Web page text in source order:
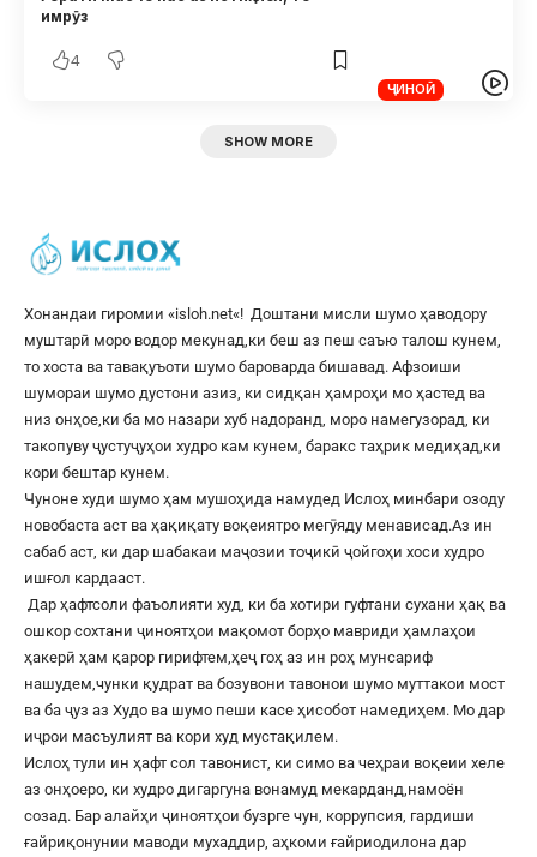
ҶИНОӢ
имрӯз
4
SHOW MORE
Хонандаи гиромии «isloh.net«! Доштани мисли шумо ҳаводору
муштарӣ моро водор мекунад,ки беш аз пеш саъю талош кунем,
то хоста ва тавақуъоти шумо бароварда бишавад. Афзоиши
шумораи шумо дустони азиз, ки сидқан ҳамроҳи мо ҳастед ва
низ онҳое,ки ба мо назари хуб надоранд, моро намегузорад, ки
такопуву ҷустуҷуҳои худро кам кунем, баракс таҳрик медиҳад,ки
кори бештар кунем.
Чуноне худи шумо ҳам мушоҳида намудед Ислоҳ минбари озоду
новобаста аст ва ҳақиқату воқеиятро мегӯяду менависад.Аз ин
сабаб аст, ки дар шабакаи маҷозии тоҷикӣ ҷойгоҳи хоси худро
ишғол кардааст.
Дар ҳафтсоли фаъолияти худ, ки ба хотири гуфтани сухани ҳақ ва
ошкор сохтани ҷиноятҳои мақомот борҳо мавриди ҳамлаҳои
ҳакерӣ ҳам қарор гирифтем,ҳеҷ гоҳ аз ин роҳ мунсариф
нашудем,чунки қудрат ва бозувони тавонои шумо муттакои мост
ва ба ҷуз аз Худо ва шумо пеши касе ҳисобот намедиҳем. Мо дар
иҷрои масъулият ва кори худ мустақилем.
Ислоҳ тули ин ҳафт сол тавонист, ки симо ва чеҳраи воқеии хеле
аз онҳоеро, ки худро дигаргуна вонамуд мекарданд,намоён
созад. Бар алайҳи ҷиноятҳои бузрге чун, коррупсия, гардиши
ғайриқонунии маводи мухаддир, аҳкоми ғайриодилона дар